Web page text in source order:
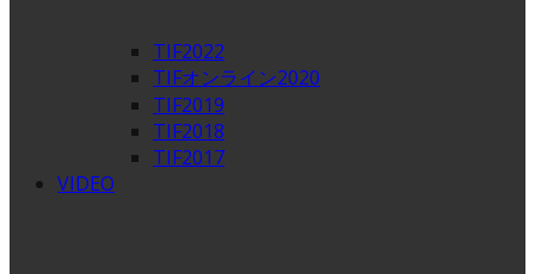
TIF2022
TIFオンライン2020
TIF2019
TIF2018
TIF2017
VIDEO